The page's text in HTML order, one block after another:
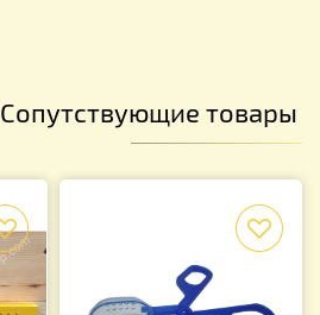
Сопутствующие товары